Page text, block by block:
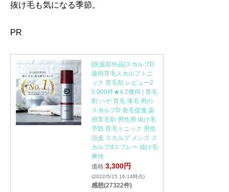
抜け毛も気になる季節。
PR
[医薬部外品]スカルプD
薬用育毛スカルプトニ
ック 育毛剤 レビュー2
5,000件★4.2獲得 | 育毛
剤 ハゲ 育毛 薄毛 男の
スカルプD 発毛促進 薬
用育毛剤 男性用 抜け毛
予防 育毛トニック 男性
頭皮 スカルプ メンズ ス
カルプdスプレー 抜け毛
爽快
価格:3,300円
(2022/5/15 16:14時点)
感想(27322件)